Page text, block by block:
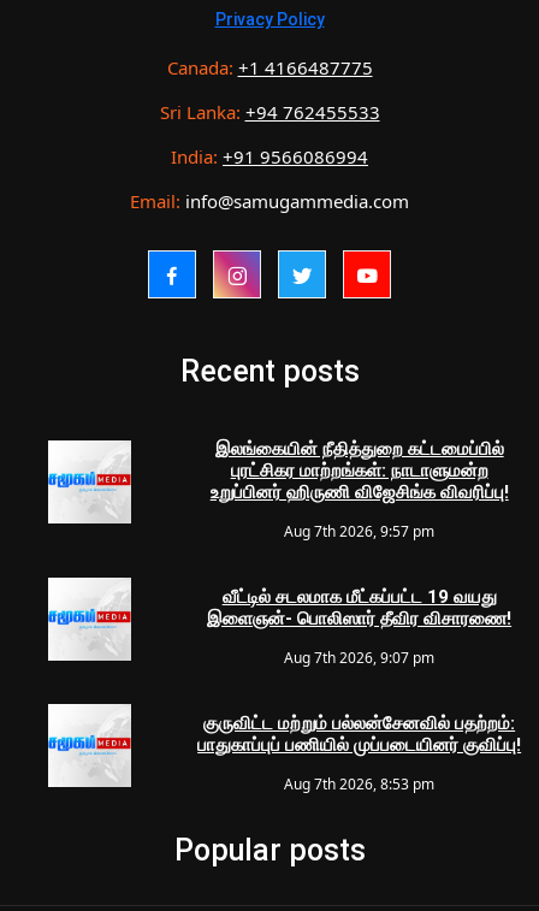
Privacy Policy
Canada: +1 4166487775
Sri Lanka: +94 762455533
India: +91 9566086994
Email: info@samugammedia.com
Recent posts
இலங்கையின் நீதித்துறை கட்டமைப்பில்
புரட்சிகர மாற்றங்கள்: நாடாளுமன்ற
உறுப்பினர் ஹிருணி விஜேசிங்க விவரிப்பு!
Aug 7th 2026, 9:57 pm
வீட்டில் சடலமாக மீட்கப்பட்ட 19 வயது
இளைஞன்- பொலிஸார் தீவிர விசாரணை!
Aug 7th 2026, 9:07 pm
குருவிட்ட மற்றும் பல்லன்சேனவில் பதற்றம்:
பாதுகாப்புப் பணியில் முப்படையினர் குவிப்பு!
Aug 7th 2026, 8:53 pm
Popular posts